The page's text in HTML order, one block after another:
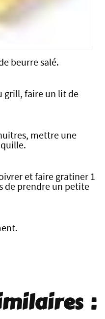
beurre salé.
grill, faire un lit de
mettre une
et faire gratiner 1
de prendre un petite
: